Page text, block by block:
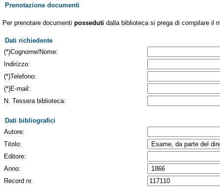
Prenotazione documenti
Per prenotare documenti posseduti dalla biblioteca si prega di compilare il
Dati richiedente
(*)Cognome/Nome:
Indirizzo:
(*)Telefono:
(*)E-mail:
N. Tessera biblioteca:
Dati bibliografici
Autore:
Titolo:
Editore:
Anno:
Record nr.